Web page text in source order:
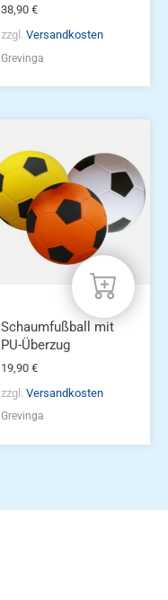
38,90 €
zzgl. Versandkosten
Grevinga
Schaumfußball mit
PU-Überzug
19,90 €
zzgl. Versandkosten
Grevinga